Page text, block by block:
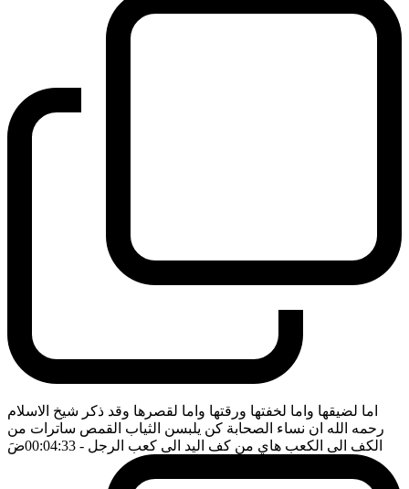
اما لضيقها واما لخفتها ورقتها واما لقصرها وقد ذكر شيخ الاسلام
رحمه الله ان نساء الصحابة كن يلبسن الثياب القمص ساترات من
الكف الى الكعب هاي من كف اليد الى كعب الرجل - 00:04:33 ضَ